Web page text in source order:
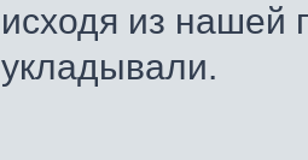
исходя из нашей
укладывали.